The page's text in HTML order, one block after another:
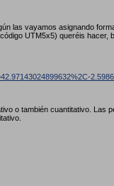
las vayamos asignando
UTM5x5) queréis hacer,
o también cuantitativo. Las